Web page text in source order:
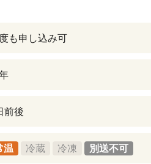
も申し込み可
前後
温 冷蔵 冷凍 別送不可